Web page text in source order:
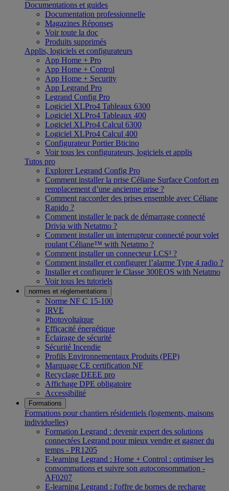
Documentations et guides
Documentation professionnelle
Magazines Réponses
Voir toute la doc
Produits supprimés
Applis, logiciels et configurateurs
App Home + Pro
App Home + Control
App Home + Security
App Legrand Pro
Legrand Config Pro
Logiciel XLPro4 Tableaux 6300
Logiciel XLPro4 Tableaux 400
Logiciel XLPro4 Calcul 6300
Logiciel XLPro4 Calcul 400
Configurateur Portier Bticino
Voir tous les configurateurs, logiciels et applis
Tutos pro
Explorer Legrand Config Pro
Comment installer la prise Céliane Surface Confort en
remplacement d’une ancienne prise ?
Comment raccorder des prises ensemble avec Céliane
Rapido ?
Comment installer le pack de démarrage connecté
Drivia with Netatmo ?
Comment installer un interrupteur connecté pour volet
roulant Céliane™ with Netatmo ?
Comment installer un connecteur LCS³ ?
Comment installer et configurer l’alarme Type 4 radio ?
Installer et configurer le Classe 300EOS with Netatmo
Voir tous les tutoriels
normes et réglementations
Norme NF C 15-100
IRVE
Photovoltaïque
Efficacité énergétique
Éclairage de sécurité
Sécurité Incendie
Profils Environnementaux Produits (PEP)
Marquage CE certification NF
Recyclage DEEE pro
Affichage DPE obligatoire
Accessibilité
Formations
Formations pour chantiers résidentiels (logements, maisons
individuelles)
Formation Legrand : devenir expert des solutions
connectées Legrand pour mieux vendre et gagner du
temps - PR1205
E-learning Legrand : Home + Control : optimiser les
consommations et suivre son autoconsommation -
AF0207
E-learning Legrand : l'offre de bornes de recharge